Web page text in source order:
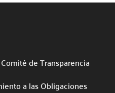
de Transparencia
a las Obligaciones